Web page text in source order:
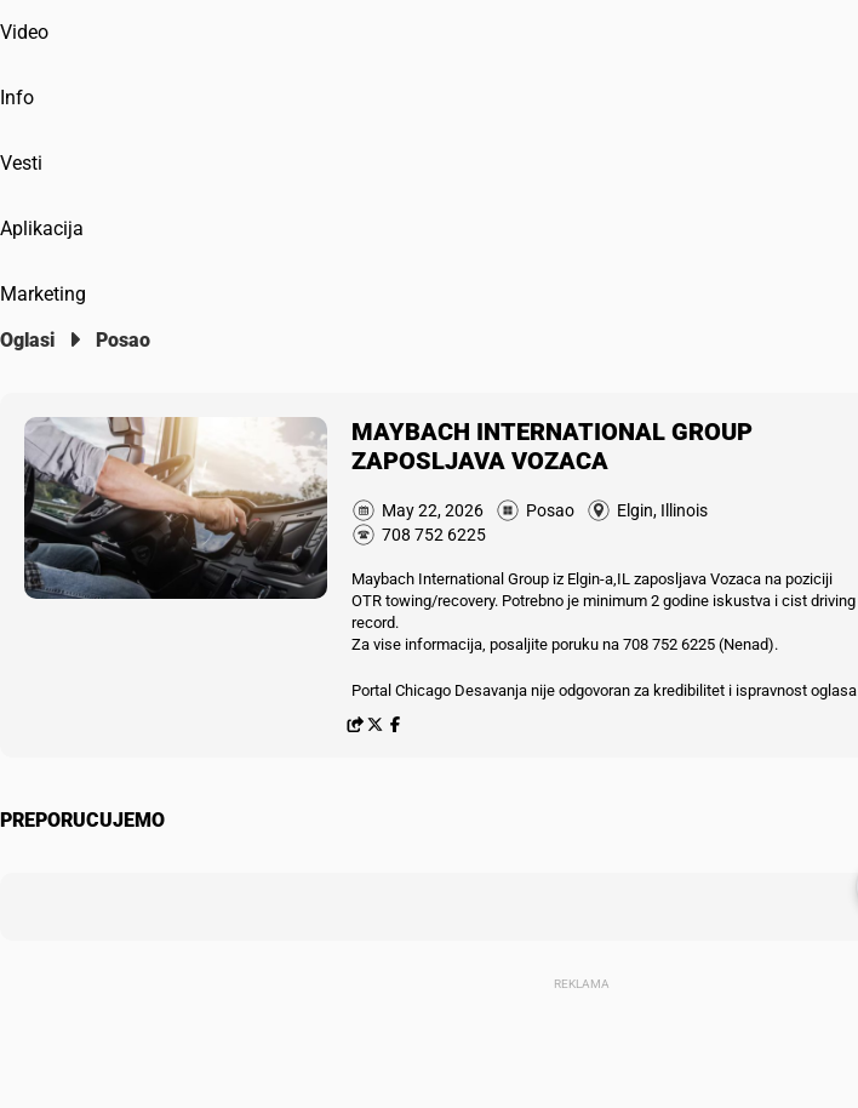
Video
Info
Vesti
Aplikacija
Marketing
Oglasi
Posao
MAYBACH INTERNATIONAL GROUP
ZAPOSLJAVA VOZACA
May 22, 2026 Posao
Elgin, Illinois
708 752 6225
Maybach International Group iz Elgin-a,IL zaposljava Vozaca na poziciji
OTR towing/recovery. Potrebno je minimum 2 godine iskustva i cist driving
record.
Za vise informacija, posaljite poruku na 708 752 6225 (Nenad).
Portal Chicago Desavanja nije odgovoran za kredibilitet i ispravnost oglasa
PREPORUCUJEMO
REKLAMA